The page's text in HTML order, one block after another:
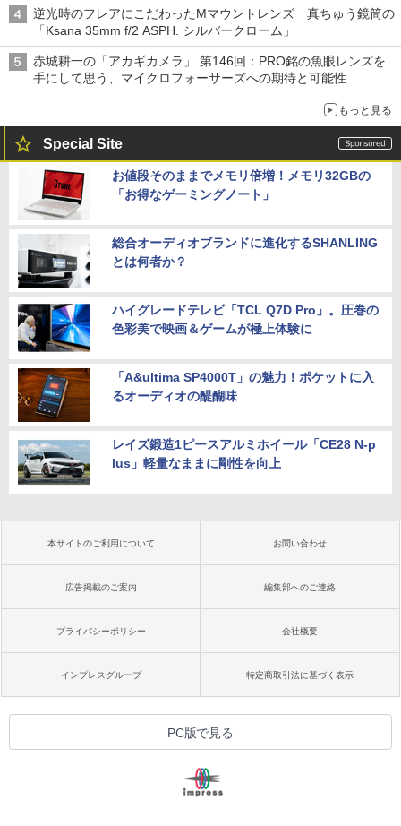
逆光時のフレアにこだわったMマウントレンズ 真ちゅう鏡筒の
「Ksana 35mm f/2 ASPH. シルバークローム」
赤城耕一の「アカギカメラ」 第146回：PRO銘の魚眼レンズを
手にして思う、マイクロフォーサーズへの期待と可能性
もっと見る
Special Site
お値段そのままでメモリ倍増！メモリ32GBの
「お得なゲーミングノート」
総合オーディオブランドに進化するSHANLING
とは何者か？
ハイグレードテレビ「TCL Q7D Pro」。圧巻の
色彩美で映画＆ゲームが極上体験に
「A&ultima SP4000T」の魅力！ポケットに入
るオーディオの醍醐味
レイズ鍛造1ピースアルミホイール「CE28 N-p
lus」軽量なままに剛性を向上
本サイトのご利用について お問い合わせ
広告掲載のご案内 編集部へのご連絡
プライバシーポリシー 会社概要
インプレスグループ 特定商取引法に基づく表示
PC版で見る